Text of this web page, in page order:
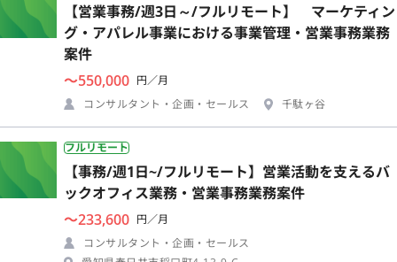
【営業事務/週3日～/フルリモート】 マーケティン
グ・アパレル事業における事業管理・営業事務業務
案件
〜550,000 円／月
コンサルタント・企画・セールス
千駄ヶ谷
フルリモート
【事務/週1日~/フルリモート】営業活動を支えるバ
ックオフィス業務・営業事務業務案件
〜233,600 円／月
コンサルタント・企画・セールス